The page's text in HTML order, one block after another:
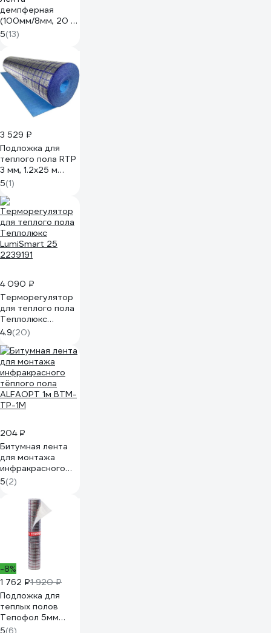
демпферная
(100мм/8мм, 20 м)
РОСТерм DTAPE-
20
5(13)
3 529 ₽
Подложка для
теплого пола RTP
3 мм, 1.2x25 м
29871
5(1)
4 090 ₽
Терморегулятор
для теплого пола
Теплолюкс
LumiSmart 25
2239191
4.9(20)
204 ₽
Битумная лента
для монтажа
инфракрасного
тёплого пола
ALFAOPT 1м BTM-
5(2)
-8%
1 762 ₽1 920 ₽
Подложка для
теплых полов
Тепофол 5мм
(12м2) 742414213
5(6)